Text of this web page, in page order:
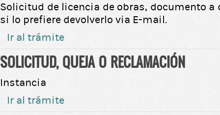
Solicitud de licencia de obras, documento a
si lo prefiere devolverlo via E-mail.
Ir al trámite
SOLICITUD, QUEJA O RECLAMACIÓN
Instancia
Ir al trámite